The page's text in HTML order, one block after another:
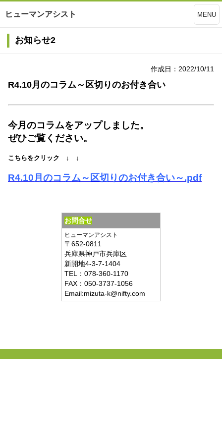
ヒューマンアシスト MENU
お知らせ2
作成日：2022/10/11
R4.10月のコラム～区切りのお付き合い
今月のコラムをアップしました。
ぜひご覧ください。
こちらをクリック ↓ ↓
R4.10月のコラム～区切りのお付き合い～.pdf
お問合せ
ヒューマンアシスト
〒 652-0811
兵庫県神戸市兵庫区
新開地4-3-7-1404
TEL： 078-360-1170
FAX： 050-3737-1056
Email:mizuta-k@nifty.com